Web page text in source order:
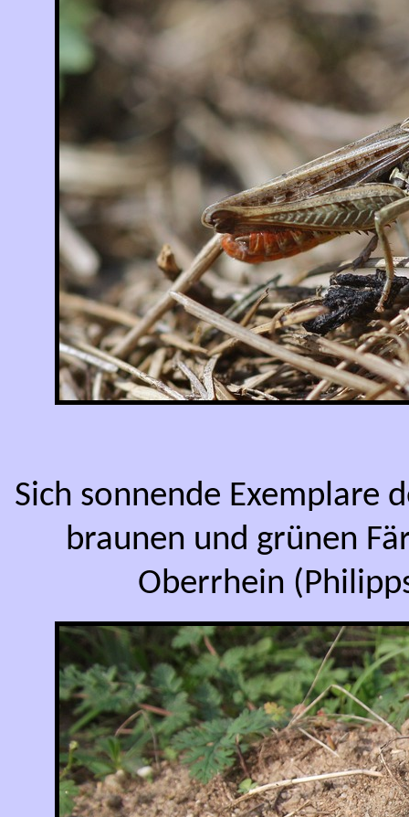
Sich sonnende Exemplare
braunen und grünen
Oberrhein